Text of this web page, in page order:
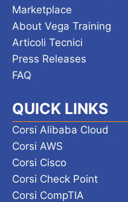
Marketplace
About Vega Training
Articoli Tecnici
Press Releases
FAQ
QUICK LINKS
Corsi Alibaba Cloud
Corsi AWS
Corsi Cisco
Corsi Check Point
Corsi CompTIA